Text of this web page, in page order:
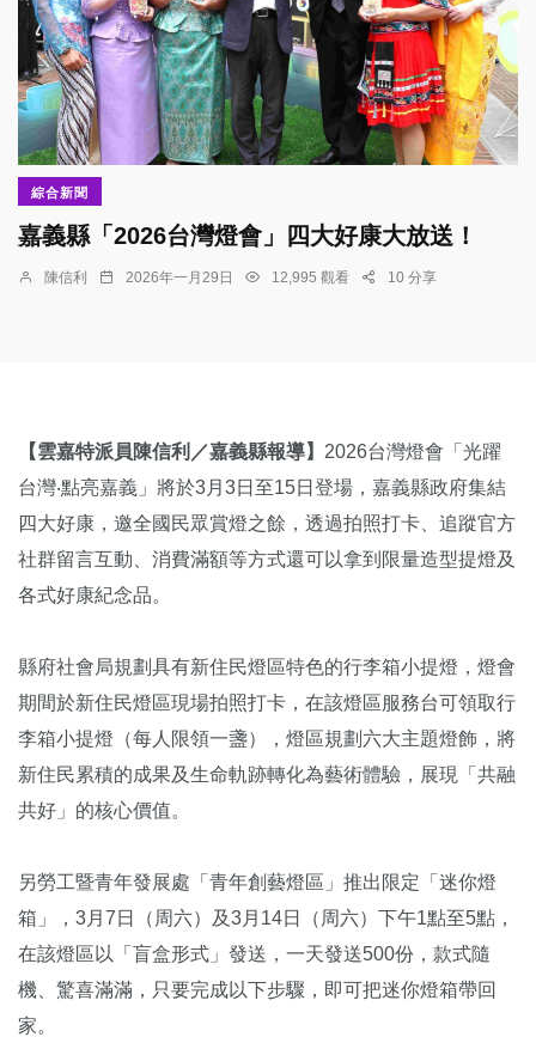
綜合新聞
嘉義縣「2026台灣燈會」四大好康大放送！
陳信利 2026年一月29日 12,995 觀看 10 分享
【雲嘉特派員陳信利／嘉義縣報導】 2026台灣燈會「光躍
台灣‧點亮嘉義」將於3月3日至15日登場，嘉義縣政府集結
四大好康，邀全國民眾賞燈之餘，透過拍照打卡、追蹤官方
社群留言互動、消費滿額等方式還可以拿到限量造型提燈及
各式好康紀念品。
縣府社會局規劃具有新住民燈區特色的行李箱小提燈，燈會
期間於新住民燈區現場拍照打卡，在該燈區服務台可領取行
李箱小提燈（每人限領一盞），燈區規劃六大主題燈飾，將
新住民累積的成果及生命軌跡轉化為藝術體驗，展現「共融
共好」的核心價值。
另勞工暨青年發展處「青年創藝燈區」推出限定「迷你燈
箱」，3月7日（周六）及3月14日（周六）下午1點至5點，
在該燈區以「盲盒形式」發送，一天發送500份，款式隨
機、驚喜滿滿，只要完成以下步驟，即可把迷你燈箱帶回
家。